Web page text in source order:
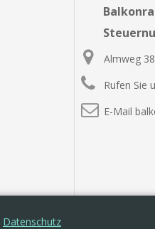
Almweg
Rufen Sie
E-Mail
Datenschutz